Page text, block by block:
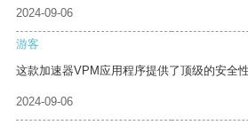
2024-09-06
游客
这款加速器VPM应用程序提供了顶级的安全性
2024-09-06